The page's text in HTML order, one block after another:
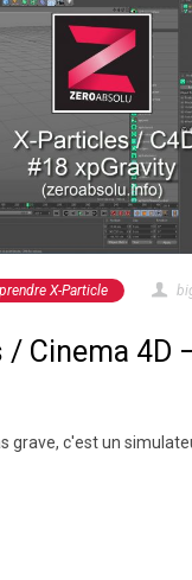
X-Particle
/ Cinema 4D
grave, c'est un